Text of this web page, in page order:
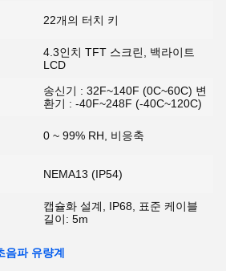
22개의 터치 키
4.3인치 TFT 스크린, 백라이트
LCD
송신기 : 32F~140F (0C~60C) 변
환기 : -40F~248F (-40C~120C)
0 ~ 99% RH, 비응축
NEMA13 (IP54)
캡슐화 설계, IP68, 표준 케이블
길이: 5m
음파 유량계